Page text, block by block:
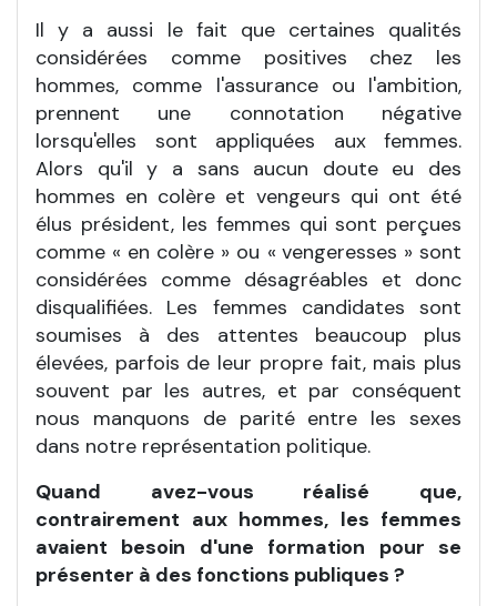
Il y a aussi le fait que certaines qualités
considérées comme positives chez les
hommes, comme l'assurance ou l'ambition,
prennent une connotation négative
lorsqu'elles sont appliquées aux femmes.
Alors qu'il y a sans aucun doute eu des
hommes en colère et vengeurs qui ont été
élus président, les femmes qui sont perçues
comme « en colère » ou « vengeresses » sont
considérées comme désagréables et donc
disqualifiées. Les femmes candidates sont
soumises à des attentes beaucoup plus
élevées, parfois de leur propre fait, mais plus
souvent par les autres, et par conséquent
nous manquons de parité entre les sexes
dans notre représentation politique.
Quand avez-vous réalisé que,
contrairement aux hommes, les femmes
avaient besoin d'une formation pour se
présenter à des fonctions publiques ?